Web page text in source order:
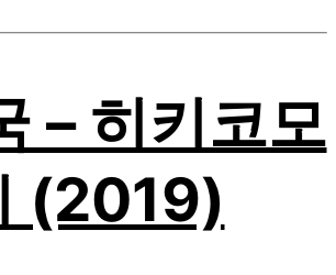
– 히키코모
(2019)